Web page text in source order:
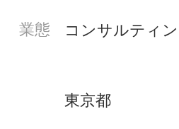
業態 コンサルティ
東京都